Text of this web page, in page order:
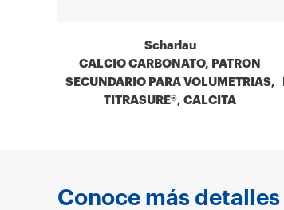
Scharlau
CALCIO CARBONATO, PATRON
SECUNDARIO PARA VOLUMETRIAS,
TITRASURE®, CALCITA
Conoce más detalles